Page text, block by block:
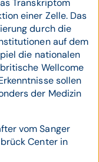
Transkriptom
einer Zelle. Das
durch die
auf dem
die nationalen
Wellcome
sollen
der Medizin
vom Sanger
Center in